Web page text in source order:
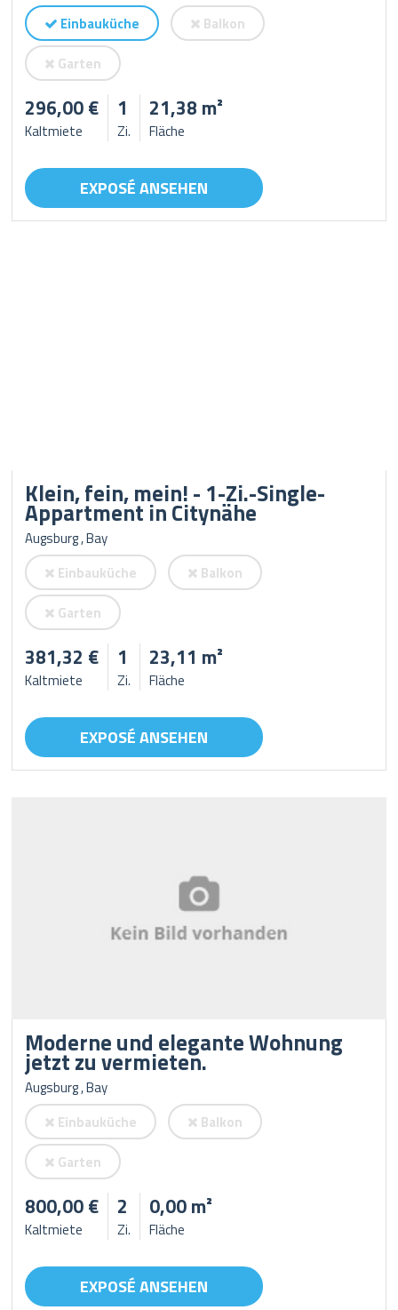
Einbauküche
Balkon
Garten
296,00 €
Kaltmiete
1
Zi.
21,38 m²
Fläche
EXPOSÉ ANSEHEN
Klein, fein, mein! - 1-Zi.-Single-
Appartment in Citynähe
Augsburg , Bay
Einbauküche
Balkon
Garten
381,32 €
Kaltmiete
1
Zi.
23,11 m²
Fläche
EXPOSÉ ANSEHEN
Moderne und elegante Wohnung
jetzt zu vermieten.
Augsburg , Bay
Einbauküche
Balkon
Garten
800,00 €
Kaltmiete
2
Zi.
0,00 m²
Fläche
EXPOSÉ ANSEHEN